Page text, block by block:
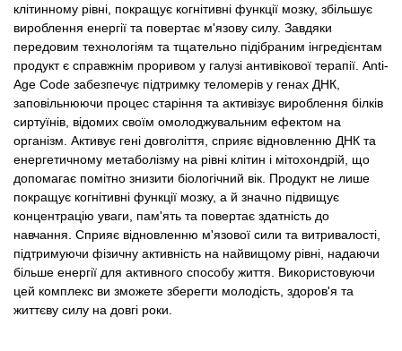
клітинному рівні, покращує когнітивні функції мозку, збільшує
вироблення енергії та повертає м'язову силу. Завдяки
передовим технологіям та тщательно підібраним інгредієнтам
продукт є справжнім проривом у галузі антивікової терапії. Anti-
Age Code забезпечує підтримку теломерів у генах ДНК,
заповільнюючи процес старіння та активізує вироблення білків
сиртуїнів, відомих своїм омолоджувальним ефектом на
організм. Активує гені довголіття, сприяє відновленню ДНК та
енергетичному метаболізму на рівні клітин і мітохондрій, що
допомагає помітно знизити біологічний вік. Продукт не лише
покращує когнітивні функції мозку, а й значно підвищує
концентрацію уваги, пам'ять та повертає здатність до
навчання. Сприяє відновленню м'язової сили та витривалості,
підтримуючи фізичну активність на найвищому рівні, надаючи
більше енергії для активного способу життя. Використовуючи
цей комплекс ви зможете зберегти молодість, здоров'я та
життєву силу на довгі роки.